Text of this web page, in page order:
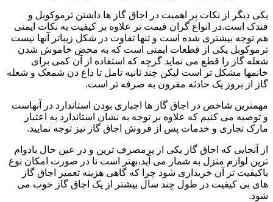
یکی دیگر از نکات پر اهمیت در اجاق گاز ها داشتن ترموکوبل و
فندک است.در انواع گران قیمت تر علاوه بر کیفیت به نکات ایمنی
هم توجه بیشتری شده است و تنها تفاوت در شکل زیباتر آنها نیست
ترموکوبل یکی از قطعات ایمنی است که به محض خاموش شدن
شعله گاز را قطع می نماید گرچه که استفاده از آن کمی برای
خانمها مشکل تر است لیکن چند ثانیه تامل تا داغ دن شمعک و شعله
گاز از بروز یک حادثه مقرون به صرفه تر است.
مهمترین شاخص در اجاق گاز ها اجباری بودن استاندارد در آنهاست
و توصیه می کنیم که علاوه بر توجه به نشان استاندارد به اعتبار
مارک تجاری و خدمات پس از فروش اجاق گاز نیز توجه نمایید.
از آنجایی که اجاق گاز یکی از پرمصرف ترین و در عین حال بادوام
ترین لوازم منزل به شمار می آید،بهتر است تا در صورت امکان نوع
باکیفیت تر آن خریداری شود چرا که گاهی هزینه تعمیر اجاق گاز
های بی کیفیت در طول چند سال بیشتر از یک اجاق گاز خوب می
شود.